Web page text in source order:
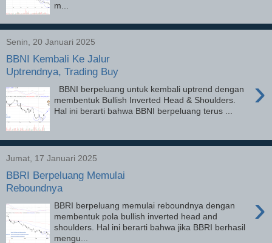
m...
Senin, 20 Januari 2025
BBNI Kembali Ke Jalur
Uptrendnya, Trading Buy
›
BBNI berpeluang untuk kembali uptrend dengan
membentuk Bullish Inverted Head & Shoulders.
Hal ini berarti bahwa BBNI berpeluang terus ...
Jumat, 17 Januari 2025
BBRI Berpeluang Memulai
Reboundnya
›
BBRI berpeluang memulai reboundnya dengan
membentuk pola bullish inverted head and
shoulders. Hal ini berarti bahwa jika BBRI berhasil
mengu...